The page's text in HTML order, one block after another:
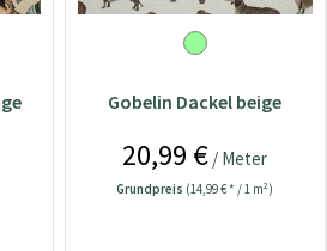
Gobelin Dackel beige
20,99 € / Meter
Grundpreis (14,99 € * / 1 m²)